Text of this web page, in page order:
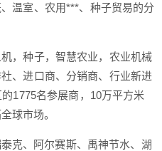
温室、农用***、种子贸易的分
，种子，智慧农业，农业机械
、进口商、分销商、行业新进
1775名参展商，10万平方米
球市场。
克、阿尔赛斯、禹神节水、湖